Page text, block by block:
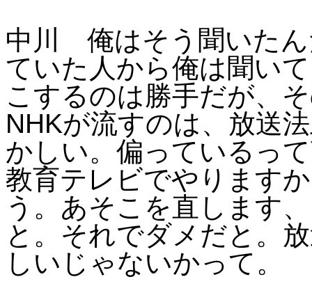
中川 俺はそう聞いたん
ていた人から俺は聞い
こするのは勝手だが、
NHKが流すのは、放送
かしい。偏っているっ
教育テレビでやります
う。あそこを直します
と。それでダメだと。
しいじゃないかって。